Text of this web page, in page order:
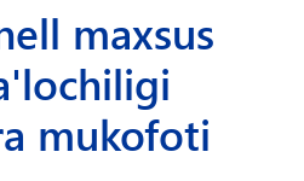
maxsus
mukofoti